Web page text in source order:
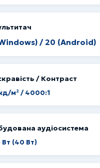
/ 20 (Android)
/ Контраст
м² / 4000:1
аудіосистема
Вт (40 Вт)